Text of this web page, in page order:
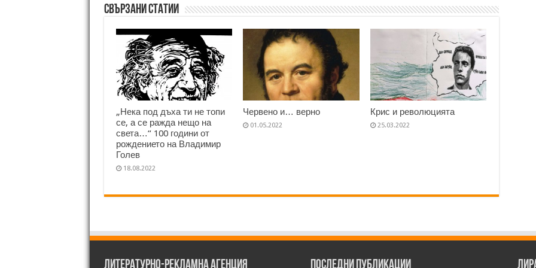
Свързани статии
„Нека под дъха ти не топи
се, а се ражда нещо на
света…“ 100 години от
рождението на Владимир
Голев
18.08.2022
Червено и… верно
01.05.2022
Крис и революцията
25.03.2022